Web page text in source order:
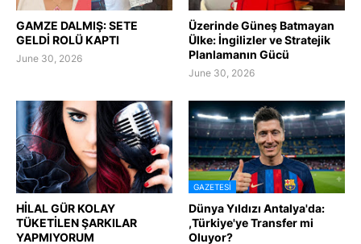
GAMZE DALMIŞ: SETE
GELDİ ROLÜ KAPTI
June 30, 2026
Üzerinde Güneş Batmayan
Ülke: İngilizler ve Stratejik
Planlamanın Gücü
June 30, 2026
HİLAL GÜR KOLAY
TÜKETİLEN ŞARKILAR
YAPMIYORUM
GAZETESI
Dünya Yıldızı Antalya'da:
,Türkiye'ye Transfer mi
Oluyor?